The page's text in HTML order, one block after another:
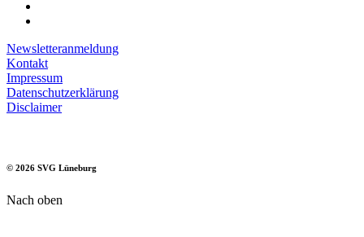
Newsletteranmeldung
Kontakt
Impressum
Datenschutzerklärung
Disclaimer
© 2026 SVG Lüneburg
Nach oben